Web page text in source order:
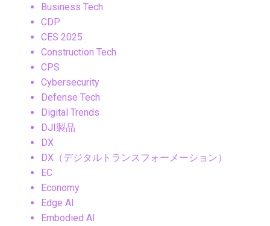
Business Tech
CDP
CES 2025
Construction Tech
CPS
Cybersecurity
Defense Tech
Digital Trends
DJI製品
DX
DX（デジタルトランスフォーメーション）
EC
Economy
Edge AI
Embodied AI